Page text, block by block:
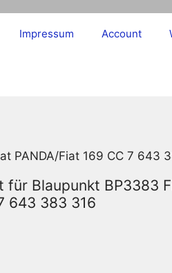
Impressum Account
PANDA/Fiat 169 CC 7 643
für Blaupunkt BP3383
643 383 316